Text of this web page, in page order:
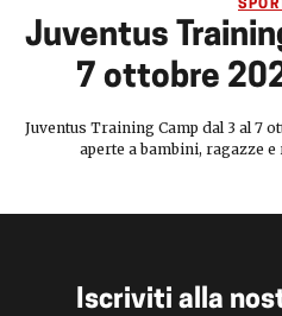
Juventus
7 ottobre
Juventus Training Camp dal 3 al 7
aperte a bambini, ragazze
Iscriviti alla